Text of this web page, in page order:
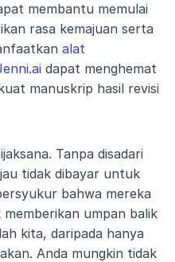
membantu memulai
rasa kemajuan serta
alat
dapat menghemat
manuskrip hasil revisi
Tanpa disadari
tidak dibayar untuk
bahwa mereka
umpan balik
kita, daripada hanya
Anda mungkin tidak